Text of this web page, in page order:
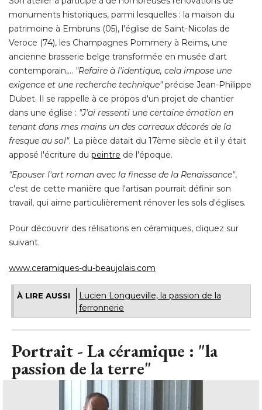
monuments historiques, parmi lesquelles : la maison du
patrimoine à Embruns (05), l'église de Saint-Nicolas de
Veroce (74), les Champagnes Pommery à Reims, une
ancienne brasserie belge transformée en musée d'art
contemporain,... "Refaire à l'identique, cela impose une
exigence et une recherche technique"précise Jean-Philippe
Dubet. Il se rappelle à ce propos d'un projet de chantier
dans une église : "J'ai ressenti une certaine émotion en
tenant dans mes mains un des carreaux décorés de la
fresque au sol". La pièce datait du 17ème siècle et il y était
apposé l'écriture du peintre de l'époque.
"Epouser l'art roman avec la finesse de la Renaissance",
c'est de cette manière que l'artisan pourrait définir son
travail, qui aime particulièrement rénover les sols d'églises.
Pour découvrir des rélisations en céramiques, cliquez sur
suivant.
www.ceramiques-du-beaujolais.com
À LIRE AUSSI
Lucien Longueville, la passion de la
ferronnerie
Portrait - La céramique : "la
passion de la terre"